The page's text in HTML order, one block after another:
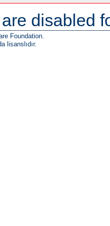
disabled
Foundation.
lisanslıdır.